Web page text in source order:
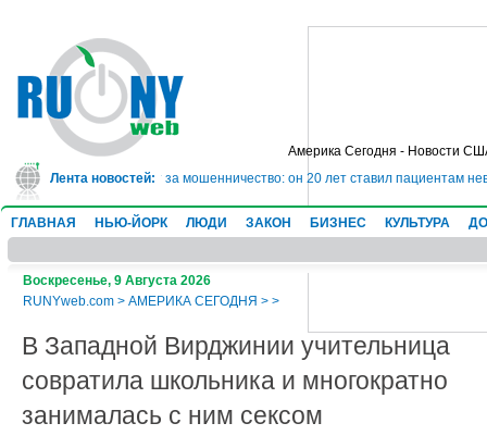
Америка Сегодня - Новости
Лента новостей:
в тюрьму на 10 лет за мошенничество: он 20 лет ставил пациентам
ГЛАВНАЯ НЬЮ-ЙОРК ЛЮДИ ЗАКОН БИЗНЕС КУЛЬТУРА
Воскресенье, 9 Августа 2026
RUNYweb.com > АМЕРИКА СЕГОДНЯ > >
В Западной Вирджинии учительница
совратила школьника и многократно
занималась с ним сексом